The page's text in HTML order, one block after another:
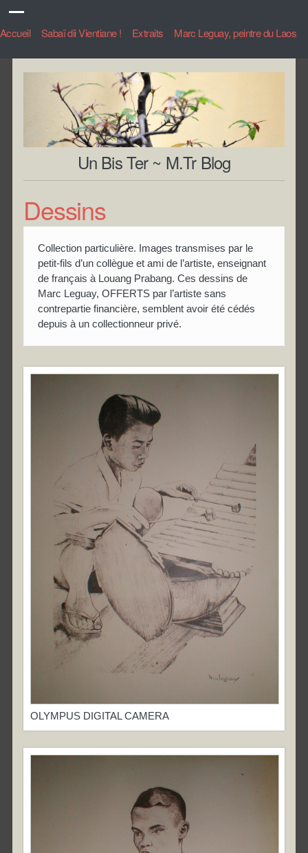
Accueil> Sabaï dii Vientiane ! Extraits Marc Leguay, peintre du Laos
Un Bis Ter ~ M.Tr Blog
Dessins
Collection particulière. Images transmises par le
petit-fils d’un collègue et ami de l’artiste, enseignant
de français à Louang Prabang. Ces dessins de
Marc Leguay, OFFERTS par l’artiste sans
contrepartie financière, semblent avoir été cédés
depuis à un collectionneur privé.
OLYMPUS DIGITAL CAMERA